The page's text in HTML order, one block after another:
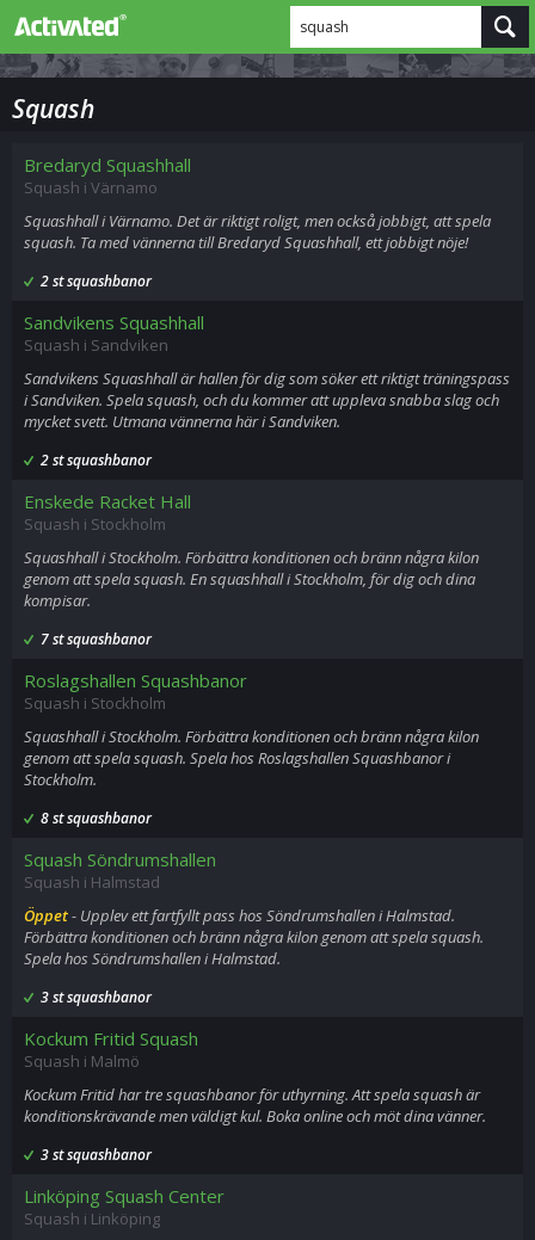
squash
Squash
Bredaryd Squashhall
Squash i Värnamo
Squashhall i Värnamo. Det är riktigt roligt, men också jobbigt, att spela
squash. Ta med vännerna till Bredaryd Squashhall, ett jobbigt nöje!
2 st squashbanor
Sandvikens Squashhall
Squash i Sandviken
Sandvikens Squashhall är hallen för dig som söker ett riktigt träningspass
i Sandviken. Spela squash, och du kommer att uppleva snabba slag och
mycket svett. Utmana vännerna här i Sandviken.
2 st squashbanor
Enskede Racket Hall
Squash i Stockholm
Squashhall i Stockholm. Förbättra konditionen och bränn några kilon
genom att spela squash. En squashhall i Stockholm, för dig och dina
kompisar.
7 st squashbanor
Roslagshallen Squashbanor
Squash i Stockholm
Squashhall i Stockholm. Förbättra konditionen och bränn några kilon
genom att spela squash. Spela hos Roslagshallen Squashbanor i
Stockholm.
8 st squashbanor
Squash Söndrumshallen
Squash i Halmstad
Öppet- Upplev ett fartfyllt pass hos Söndrumshallen i Halmstad.
Förbättra konditionen och bränn några kilon genom att spela squash.
Spela hos Söndrumshallen i Halmstad.
3 st squashbanor
Kockum Fritid Squash
Squash i Malmö
Kockum Fritid har tre squashbanor för uthyrning. Att spela squash är
konditionskrävande men väldigt kul. Boka online och möt dina vänner.
3 st squashbanor
Linköping Squash Center
Squash i Linköping